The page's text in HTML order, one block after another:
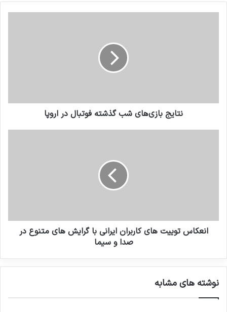
نتایج بازی‌های شب گذشته فوتبال در اروپا
انعکاس توییت های کاربران ایرانی با گرایش های متنوع در
صدا و سیما
نوشته های مشابه